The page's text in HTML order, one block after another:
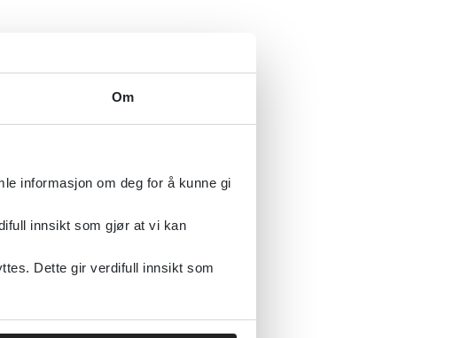
Om
informasjon om deg for å kunne gi
innsikt som gjør at vi kan
Dette gir verdifull innsikt som